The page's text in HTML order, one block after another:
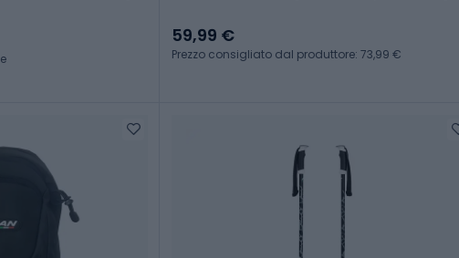
59,99 €
Prezzo consigliato dal produttore: 73,99 €